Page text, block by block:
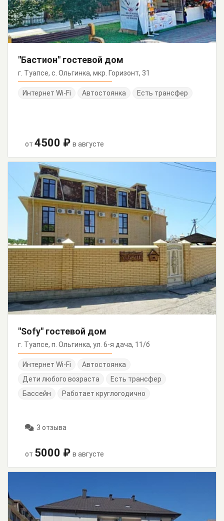
"Бастион" гостевой дом
г. Туапсе, с. Ольгинка, мкр. Горизонт, 31
Интернет Wi-Fi Автостоянка Есть трансфер
от 4500 ₽ в августе
"Sofy" гостевой дом
г. Туапсе, п. Ольгинка, ул. 6-я дача, 11/б
Интернет Wi-Fi
Автостоянка
Дети любого возраста
Есть трансфер
Бассейн
Работает круглогодично
3 отзыва
от 5000 ₽ в августе